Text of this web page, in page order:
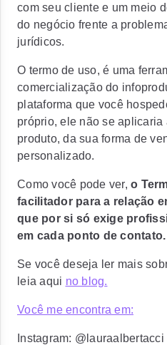
com seu cliente e um meio
do negócio frente a
jurídicos.
O termo de uso, é uma
comercialização do
plataforma que você
próprio, ele não se aplicaria
produto, da sua forma de
personalizado.
Como você pode ver, o
facilitador para a relação
que por si só exige
em cada ponto de contato.
Se você deseja ler mais
leia aqui no blog.
Você me encontra em:
Instagram: @lauraalbertacci